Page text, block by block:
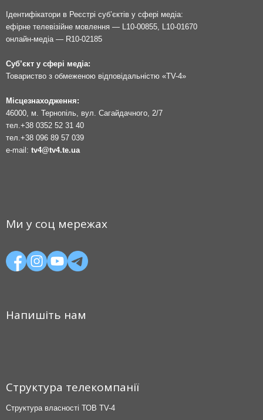
Ідентифікатори в Реєстрі суб’єктів у сфері медіа:
ефірне телевізійне мовлення — L10-00855, L10-01670
онлайн-медіа — R10-02185
Суб’єкт у сфері медіа:
Товариство з обмеженою відповідальністю «TV-4»
Місцезнаходження:
46000, м. Тернопіль, вул. Сагайдачного, 2/7
тел. +38 0352 52 31 40
тел. +38 096 89 57 039
e-mail: tv4@tv4.te.ua
Ми у соц мережах
Напишіть нам
Структура телекомпанії
Структура власності ТОВ TV-4